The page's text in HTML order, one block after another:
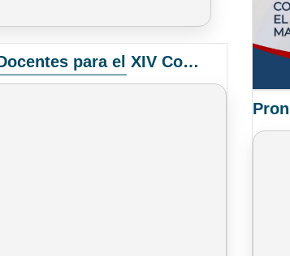
Convocatoria Elección de Delegados Docentes para el XIV Congreso Nacional de Universidades